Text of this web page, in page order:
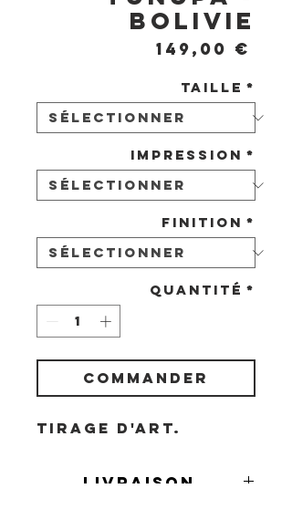
Bolivie
149,00 €
Taille *
Impression *
Finition *
Quantité *
COMMANDER
Tirage d'art.
Livraison